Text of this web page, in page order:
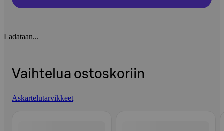
Ladataan...
Vaihtelua ostoskoriin
Askartelutarvikkeet